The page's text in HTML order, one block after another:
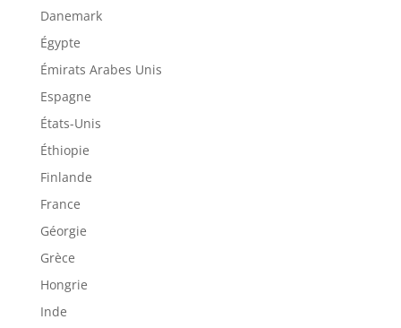
Danemark
Égypte
Émirats Arabes Unis
Espagne
États-Unis
Éthiopie
Finlande
France
Géorgie
Grèce
Hongrie
Inde